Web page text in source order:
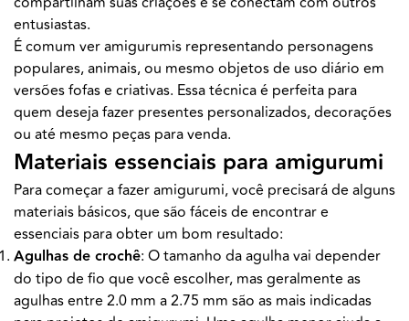
entusiastas.
É comum ver amigurumis representando personagens
populares, animais, ou mesmo objetos de uso diário em
versões fofas e criativas. Essa técnica é perfeita para
quem deseja fazer presentes personalizados, decorações
ou até mesmo peças para venda.
Materiais essenciais para amigurumi
Para começar a fazer amigurumi, você precisará de alguns
materiais básicos, que são fáceis de encontrar e
essenciais para obter um bom resultado:
Agulhas de crochê: O tamanho da agulha vai depender
do tipo de fio que você escolher, mas geralmente as
agulhas entre 2.0 mm a 2.75 mm são as mais indicadas